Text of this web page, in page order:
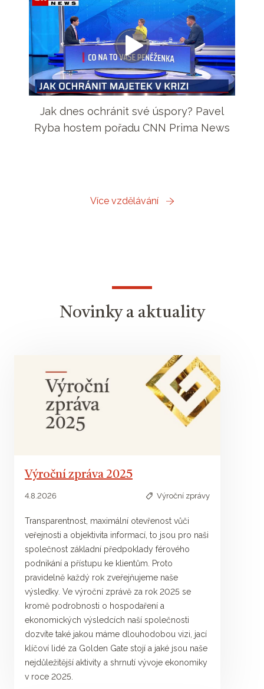
Jak dnes ochránit své úspory? Pavel
Ryba hostem pořadu CNN Prima News
Více vzdělávání
Novinky a aktuality
Výroční zpráva 2025
4.8.2026 Výroční zprávy
Transparentnost, maximální otevřenost vůči
veřejnosti a objektivita informací, to jsou pro naši
společnost základní předpoklady férového
podnikání a přístupu ke klientům. Proto
pravidelně každý rok zveřejňujeme naše
výsledky. Ve výroční zprávě za rok 2025 se
kromě podrobnosti o hospodaření a
ekonomických výsledcích naší společnosti
dozvíte také jakou máme dlouhodobou vizi, jací
klíčoví lidé za Golden Gate stojí a jaké jsou naše
nejdůležitější aktivity a shrnutí vývoje ekonomiky
v roce 2025.